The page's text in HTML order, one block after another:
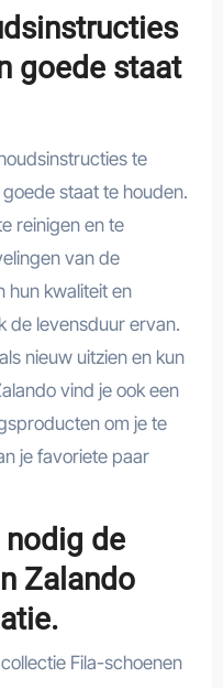
goede staat
te
staat te houden.
reinigen en te
van de
hun kwaliteit en
de levensduur ervan.
nieuw uitzien en kun
vind je ook een
om je te
je favoriete paar
nodig de
Zalando
Fila-schoenen